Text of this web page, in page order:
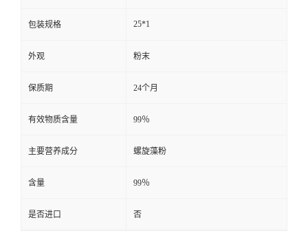
包装规格 25*1
外观 粉末
保质期 24个月
有效物质含量 99％
主要营养成分 螺旋藻粉
含量 99％
是否进口 否